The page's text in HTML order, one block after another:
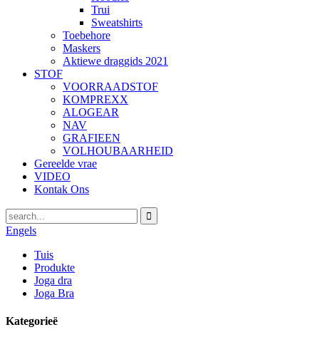
Trui
Sweatshirts
Toebehore
Maskers
Aktiewe draggids 2021
STOF
VOORRAADSTOF
KOMPREXX
ALOGEAR
NAV
GRAFIEEN
VOLHOUBAARHEID
Gereelde vrae
VIDEO
Kontak Ons
Engels
Tuis
Produkte
Joga dra
Joga Bra
Kategorieë